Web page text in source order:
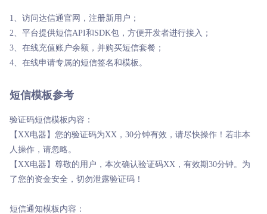
1、访问达信通官网，注册新用户；
2、平台提供短信API和SDK包，方便开发者进行接入；
3、在线充值账户余额，并购买短信套餐；
4、在线申请专属的短信签名和模板。
短信模板参考
验证码短信模板内容：
【XX电器】您的验证码为XX，30分钟有效，请尽快操作！若非本
人操作，请忽略。
【XX电器】尊敬的用户，本次确认验证码XX，有效期30分钟。为
了您的资金安全，切勿泄露验证码！
短信通知模板内容：